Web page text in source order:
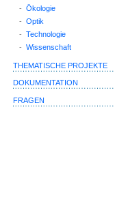
- Ökologie
- Optik
- Technologie
- Wissenschaft
THEMATISCHE PROJEKTE
DOKUMENTATION
FRAGEN